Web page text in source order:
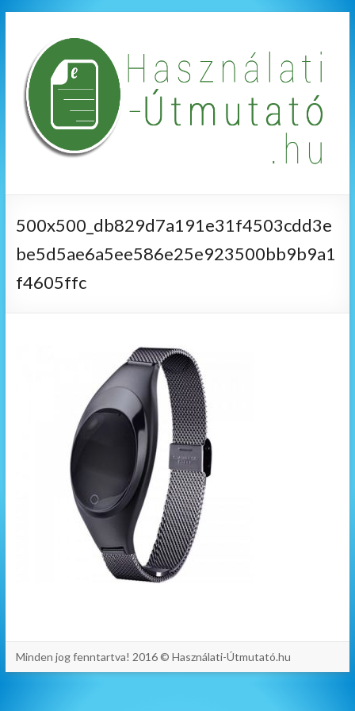
500x500_db829d7a191e31f4503cdd3e
be5d5ae6a5ee586e25e923500bb9b9a1
f4605ffc
Minden jog fenntartva! 2016 © Használati-Útmutató.hu